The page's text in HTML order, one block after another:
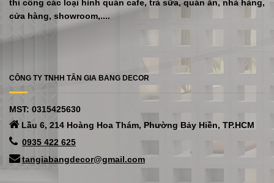
thi công các loại hình quán cafe, trà sữa, quán ăn, nhà hàng,
cửa hàng, showroom,....
CÔNG TY TNHH TÂN GIA BANG DECOR
MST: 0315425630
Lầu 6, 214 Hoàng Hoa Thám, Phường Bảy Hiền, TP.HCM
0935 422 625
tangiabangdecor@gmail.com